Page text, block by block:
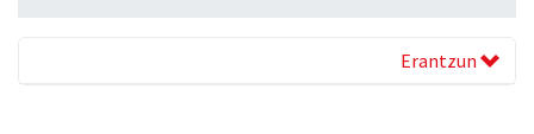
Erantzun